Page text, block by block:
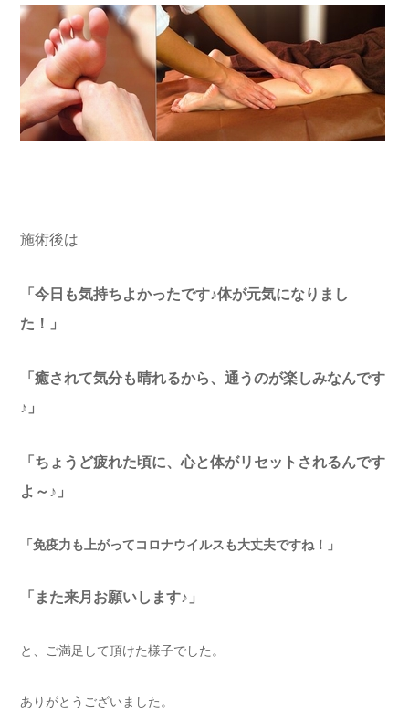
施術後は
「今日も気持ちよかったです♪体が元気になりまし
た！」
「癒されて気分も晴れるから、通うのが楽しみなんです
♪」
「ちょうど疲れた頃に、心と体がリセットされるんです
よ～♪」
「免疫力も上がってコロナウイルスも大丈夫ですね！」
「また来月お願いします♪」
と、ご満足して頂けた様子でした。
ありがとうございました。